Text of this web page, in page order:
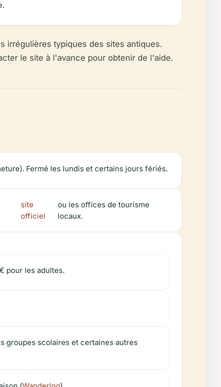
irrégulières typiques des sites antiques.
le site à l'avance pour obtenir de l'aide.
Fermé les lundis et certains jours fériés.
site
officiel
ou les offices de tourisme
locaux.
pour les adultes.
groupes scolaires et certaines autres